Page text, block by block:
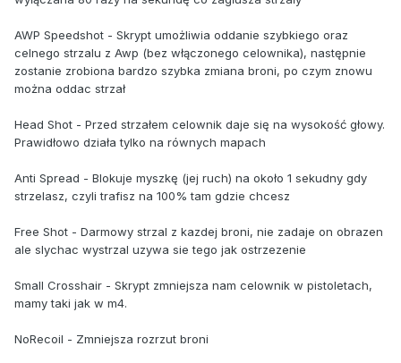
AWP Speedshot - Skrypt umożliwia oddanie szybkiego oraz
celnego strzalu z Awp (bez włączonego celownika), następnie
zostanie zrobiona bardzo szybka zmiana broni, po czym znowu
można oddac strzał
Head Shot - Przed strzałem celownik daje się na wysokość głowy.
Prawidłowo działa tylko na równych mapach
Anti Spread - Blokuje myszkę (jej ruch) na około 1 sekudny gdy
strzelasz, czyli trafisz na 100% tam gdzie chcesz
Free Shot - Darmowy strzal z kazdej broni, nie zadaje on obrazen
ale slychac wystrzal uzywa sie tego jak ostrzezenie
Small Crosshair - Skrypt zmniejsza nam celownik w pistoletach,
mamy taki jak w m4.
NoRecoil - Zmniejsza rozrzut broni